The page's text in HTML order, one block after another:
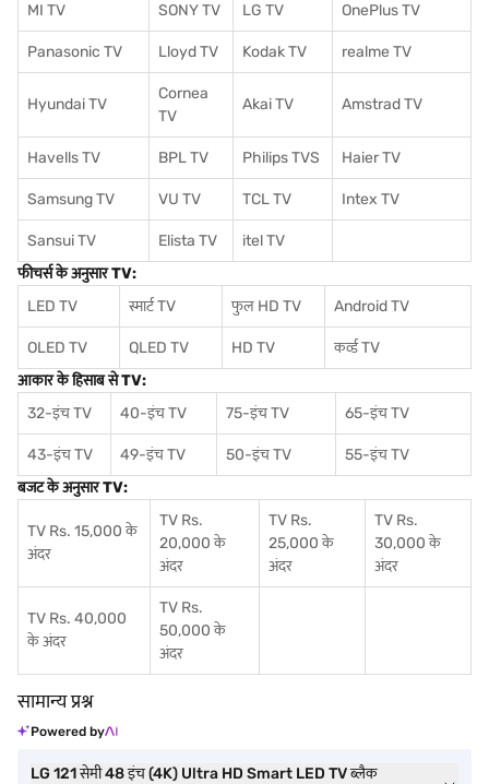
MI TV
SONY TV LG TV OnePlus TV
Panasonic TV Lloyd TV Kodak TV realme TV
Hyundai TV
Cornea
TV
Akai TV Amstrad TV
Havells TV BPL TV Philips TVS Haier TV
Samsung TV VU TV TCL TV Intex TV
Sansui TV Elista TV
itel TV
फीचर्स के अनुसार TV:
LED TV
स्मार्ट TV फुल HD TV Android TV
OLED TV QLED TV HD TV
कर्व्ड TV
आकार के हिसाब से TV:
32-इंच TV
40-इंच TV 75-इंच TV 65-इंच TV
43-इंच TV 49-इंच TV 50-इंच TV
55-इंच TV
बजट के अनुसार TV:
TV Rs. 15,000 के
अंदर
TV Rs.
20,000 के
अंदर
TV Rs.
25,000 के
अंदर
TV Rs.
30,000 के
अंदर
TV Rs. 40,000
के अंदर
TV Rs.
50,000 के
अंदर
सामान्य प्रश्न
Powered by
LG 121 सेमी 48 इंच (4K) Ultra HD Smart LED TV ब्लैक